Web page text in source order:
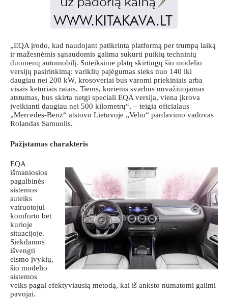
„EQA įrodo, kad naudojant patikrintą platformą per trumpą laiką
ir mažesnėmis sąnaudomis galima sukurti puikių techninių
duomenų automobilį. Suteiksime platų skirtingų šio modelio
versijų pasirinkimą: variklių pajėgumas sieks nuo 140 iki
daugiau nei 200 kW, krosoveriai bus varomi priekiniais arba
visais keturiais ratais. Tiems, kuriems svarbus nuvažiuojamas
atstumas, bus skirta netgi speciali EQA versija, viena įkrova
įveikianti daugiau nei 500 kilometrų“, – teigia oficialaus
„Mercedes-Benz“ atstovo Lietuvoje „Veho“ pardavimo vadovas
Rolandas Samuolis.
Pažįstamas charakteris
EQA
išmaniosios
pagalbinės
sistemos
suteiks
vairuotojui
komforto bet
kurioje
situacijoje.
Siekdamos
išvengti
eismo įvykių,
šio modelio
sistemos
veiks pagal efektyviausią metodą, kai iš anksto numatomi galimi
pavojai.